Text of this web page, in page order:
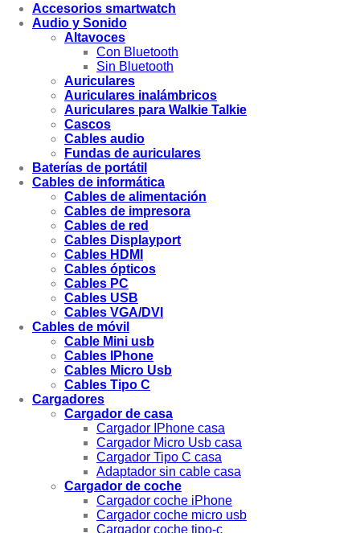
Accesorios smartwatch
Audio y Sonido
Altavoces
Con Bluetooth
Sin Bluetooth
Auriculares
Auriculares inalámbricos
Auriculares para Walkie Talkie
Cascos
Cables audio
Fundas de auriculares
Baterías de portátil
Cables de informática
Cables de alimentación
Cables de impresora
Cables de red
Cables Displayport
Cables HDMI
Cables ópticos
Cables PC
Cables USB
Cables VGA/DVI
Cables de móvil
Cable Mini usb
Cables IPhone
Cables Micro Usb
Cables Tipo C
Cargadores
Cargador de casa
Cargador IPhone casa
Cargador Micro Usb casa
Cargador Tipo C casa
Adaptador sin cable casa
Cargador de coche
Cargador coche iPhone
Cargador coche micro usb
Cargador coche tipo-c